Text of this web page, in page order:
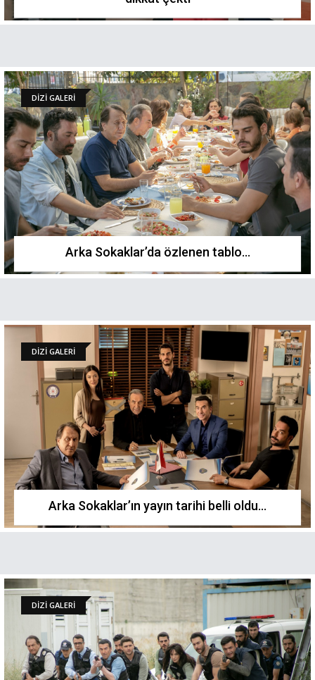
DİZİ GALERİ
Arka Sokaklar’da özlenen tablo…
DİZİ GALERİ
Arka Sokaklar’ın yayın tarihi belli oldu…
DİZİ GALERİ